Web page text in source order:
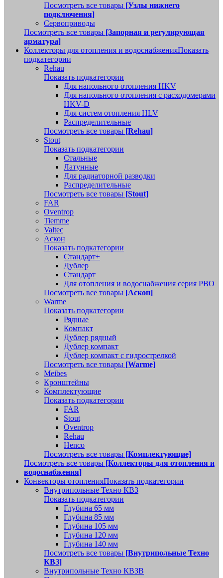
Посмотреть все товары [Узлы нижнего
подключения]
Сервоприводы
Посмотреть все товары [Запорная и регулирующая
арматура]
Коллекторы для отопления и водоснабженияПоказать
подкатегории
Rehau
Показать подкатегории
Для напольного отопления HKV
Для напольного отопления с расходомерами
HKV-D
Для систем отопления HLV
Распределительные
Посмотреть все товары [Rehau]
Stout
Показать подкатегории
Стальные
Латунные
Для радиаторной разводки
Распределительные
Посмотреть все товары [Stout]
FAR
Oventrop
Tiemme
Valtec
Аскон
Показать подкатегории
Стандарт+
Дублер
Стандарт
Для отопления и водоснабжения серия РВО
Посмотреть все товары [Аскон]
Warme
Показать подкатегории
Рядные
Компакт
Дублер рядный
Дублер компакт
Дублер компакт с гидрострелкой
Посмотреть все товары [Warme]
Meibes
Кронштейны
Комплектующие
Показать подкатегории
FAR
Stout
Oventrop
Rehau
Henco
Посмотреть все товары [Комплектующие]
Посмотреть все товары [Коллекторы для отопления и
водоснабжения]
Конвекторы отопленияПоказать подкатегории
Внутрипольные Техно КВЗ
Показать подкатегории
Глубина 65 мм
Глубина 85 мм
Глубина 105 мм
Глубина 120 мм
Глубина 140 мм
Посмотреть все товары [Внутрипольные Техно
КВЗ]
Внутрипольные Техно КВЗВ